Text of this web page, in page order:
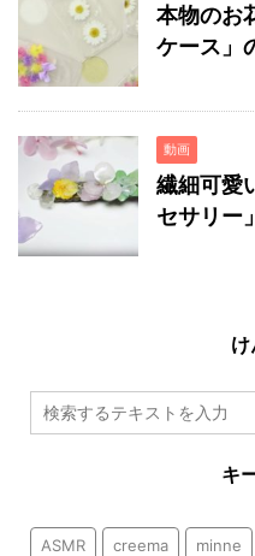
本物のお
ケース」
動画
繊細可愛
セサリー
け
キ
ASMR creema minne